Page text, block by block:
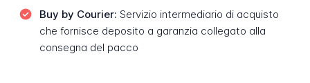
Buy by Courier: Servizio intermediario di acquisto
che fornisce deposito a garanzia collegato alla
consegna del pacco